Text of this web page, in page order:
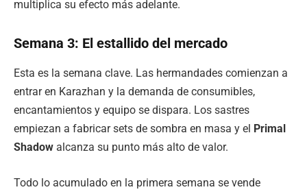
multiplica su efecto más adelante.
Semana 3: El estallido del mercado
Esta es la semana clave. Las hermandades comienzan a
entrar en Karazhan y la demanda de consumibles,
encantamientos y equipo se dispara. Los sastres
empiezan a fabricar sets de sombra en masa y el Primal
Shadow alcanza su punto más alto de valor.
Todo lo acumulado en la primera semana se vende